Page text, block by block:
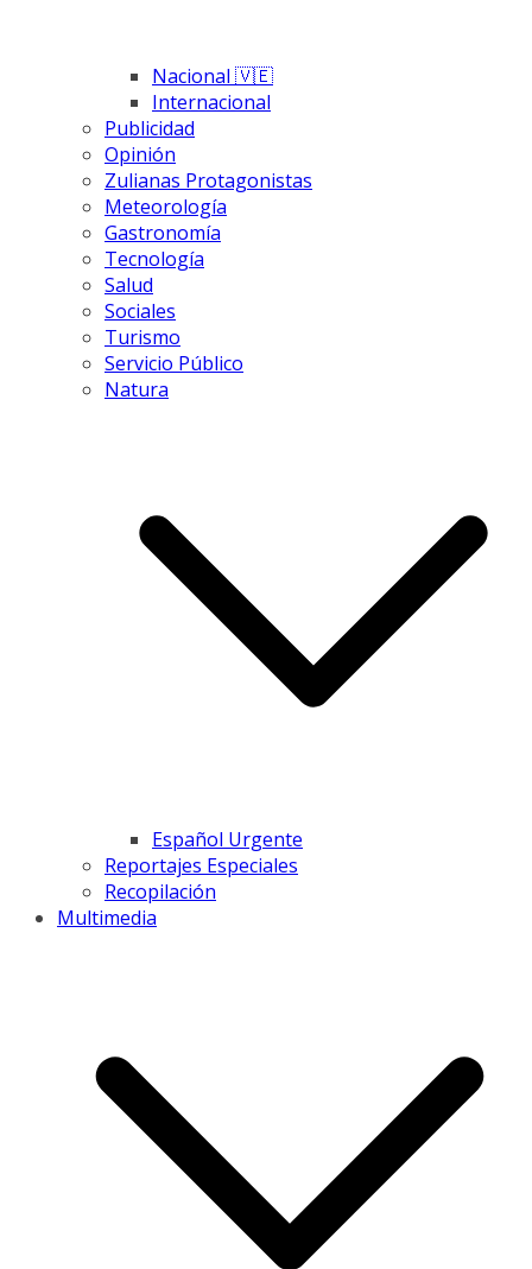
Nacional 🇻🇪
Internacional
Publicidad
Opinión
Zulianas Protagonistas
Meteorología
Gastronomía
Tecnología
Salud
Sociales
Turismo
Servicio Público
Natura
Español Urgente
Reportajes Especiales
Recopilación
Multimedia